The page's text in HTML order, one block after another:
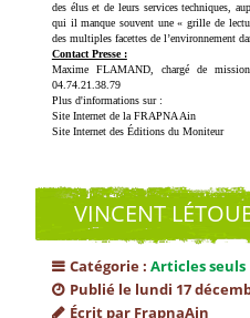
des élus et de leurs services techniques,
qui il manque souvent une « grille de
des multiples facettes de l’environnement
Contact Presse :
Maxime FLAMAND, chargé de
04.74.21.38.79
Plus d'informations sur :
Site Internet de la FRAPNA Ain
Site Internet des Éditions du Moniteur
VINCENT
Catégorie : Articles seuls
Publié le lundi 17
Écrit par FrapnaAin